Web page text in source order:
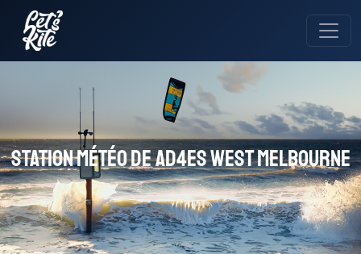
Station météo de AD4ES West Melbourne